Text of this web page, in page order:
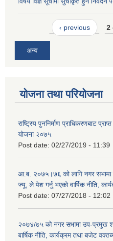
‹ previous 2
अन्य
योजना तथा परियोजना
राष्ट्रिय पुननिर्माण प्राधिकरणबाट
योजना २०७५
Post date: 02/27/2019 - 11:39
आ.ब. २०७५।७६ को लागि नगर सभामा
ज्यू, ले पेश गर्नु भएको वार्षिक नीति,
Post date: 07/27/2018 - 12:02
२०७४/७५ को नगर सभामा उप-प्रमुख
बार्षिक नीति, कार्यक्रम तथा बजेट